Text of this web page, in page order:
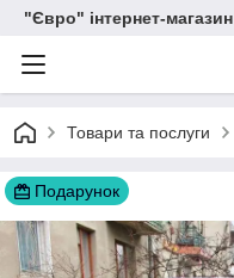
"Євро" інтернет-магазин
Товари та послуги
Подарунок